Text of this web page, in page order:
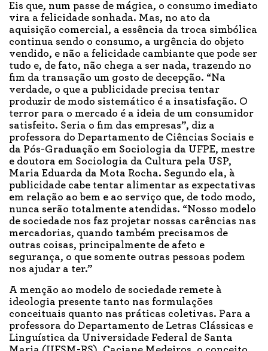
Eis que, num passe de mágica, o consumo imediato
vira a felicidade sonhada. Mas, no ato da
aquisição comercial, a essência da troca simbólica
continua sendo o consumo, a urgência do objeto
vendido, e não a felicidade cambiante que pode ser
tudo e, de fato, não chega a ser nada, trazendo no
fim da transação um gosto de decepção. “Na
verdade, o que a publicidade precisa tentar
produzir de modo sistemático é a insatisfação. O
terror para o mercado é a ideia de um consumidor
satisfeito. Seria o fim das empresas”, diz a
professora do Departamento de Ciências Sociais e
da Pós-Graduação em Sociologia da UFPE, mestre
e doutora em Sociologia da Cultura pela USP,
Maria Eduarda da Mota Rocha. Segundo ela, à
publicidade cabe tentar alimentar as expectativas
em relação ao bem e ao serviço que, de todo modo,
nunca serão totalmente atendidas. “Nosso modelo
de sociedade nos faz projetar nossas carências nas
mercadorias, quando também precisamos de
outras coisas, principalmente de afeto e
segurança, o que somente outras pessoas podem
nos ajudar a ter.”
A menção ao modelo de sociedade remete à
ideologia presente tanto nas formulações
conceituais quanto nas práticas coletivas. Para a
professora do Departamento de Letras Clássicas e
Linguística da Universidade Federal de Santa